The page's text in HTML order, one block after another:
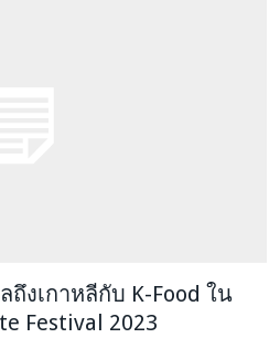
งเกาหลีกับ K-Food ใน
Festival 2023